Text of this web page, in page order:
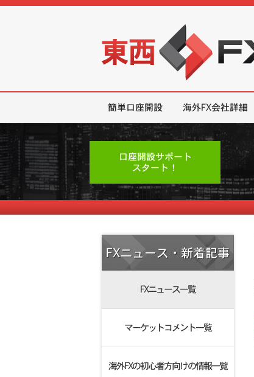
簡単口座開設 海外FX会社詳細
口座開設サポート
スタート！
FXニュース・新着記事
FXニュース一覧
マーケットコメント一覧
海外FXの初心者方向けの情報一覧